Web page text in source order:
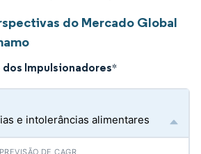
do Mercado Global
Impulsionadores*
e intolerâncias alimentares